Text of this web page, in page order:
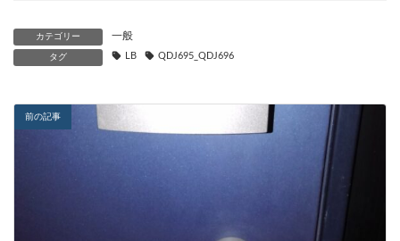
カテゴリー 一般
タグ LB QDJ695_QDJ696
前の記事